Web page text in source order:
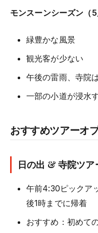
モンスーンシーズン（5
緑豊かな風景
観光客が少ない
午後の雷雨、寺院
一部の小道が浸水
おすすめツアーオ
日の出 & 寺院ツア
午前4:30ピックア
後1時までに帰着
おすすめ：初めて